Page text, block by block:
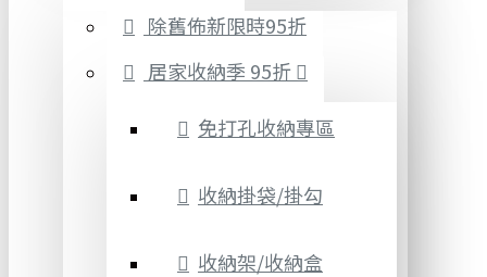
除舊佈新限時95折
居家收納季 95折
免打孔收納專區
收納掛袋/掛勾
收納架/收納盒